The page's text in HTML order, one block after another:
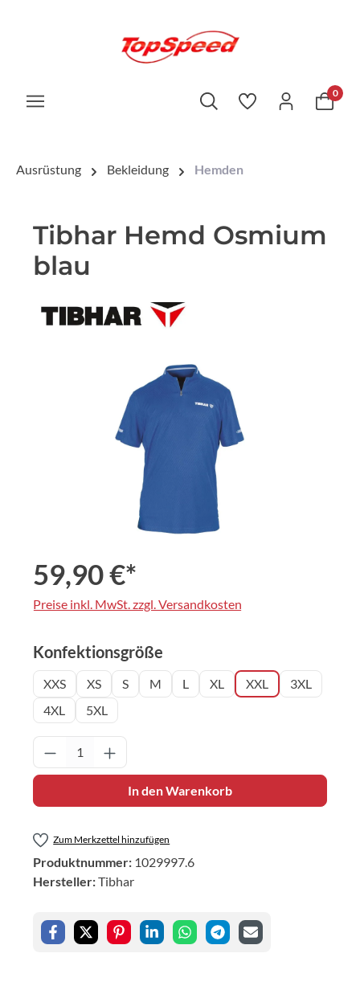
0
Ausrüstung Bekleidung Hemden
Tibhar Hemd Osmium
blau
Bildergalerie überspringen
59,90 €*
Preise inkl. MwSt. zzgl. Versandkosten
Konfektionsgröße
XXS XS S M L XL XXL
3XL
4XL
5XL
Produkt Anzahl: Gib den gewünschten
In den Warenkorb
Zum Merkzettel hinzufügen
Produktnummer: 1029997.6
Hersteller:Tibhar